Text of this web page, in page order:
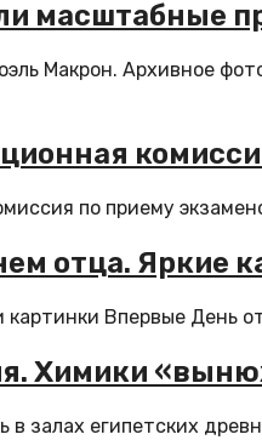
масштабные
Макрон. Архивное
по приему
отца. Яркие
Впервые День
Химики
в залах египетских